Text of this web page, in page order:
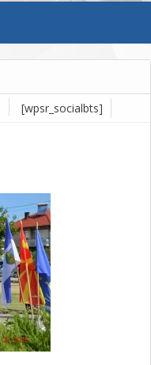
[wpsr_socialbts]